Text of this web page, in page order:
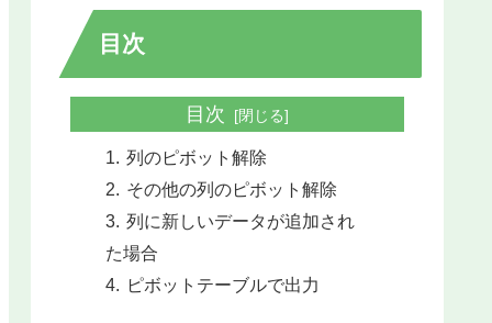
目次
目次
列のピボット解除
その他の列のピボット解除
列に新しいデータが追加され
た場合
ピボットテーブルで出力